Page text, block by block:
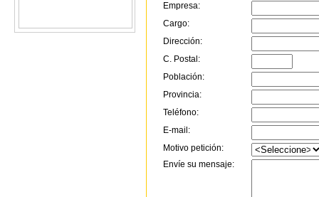
Empresa:
Cargo:
Dirección:
C. Postal:
Población:
Provincia:
Teléfono:
E-mail:
Motivo petición:
Envíe su mensaje: